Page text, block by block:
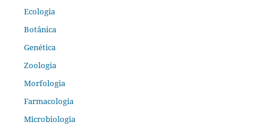
Ecologia
Botânica
Genética
Zoologia
Morfologia
Farmacologia
Microbiologia